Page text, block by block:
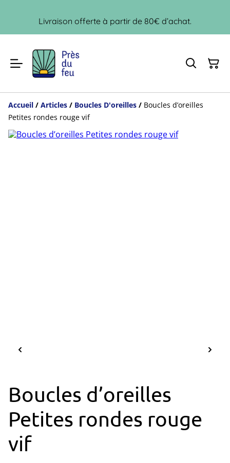
Livraison offerte à partir de 80€ d’achat.
Accueil / Articles / Boucles D'oreilles / Boucles d’oreilles
Petites rondes rouge vif
Boucles d’oreilles
Petites rondes rouge
vif